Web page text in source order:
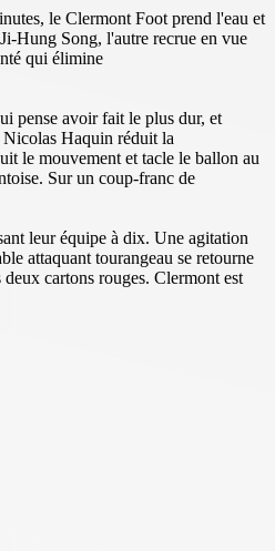
le Clermont Foot prend l'eau et
Hung Song, l'autre recrue en vue
qui élimine
pense avoir fait le plus dur, et
Nicolas Haquin réduit la
le mouvement et tacle le ballon au
Sur un coup-franc de
leur équipe à dix. Une agitation
attaquant tourangeau se retourne
cartons rouges. Clermont est